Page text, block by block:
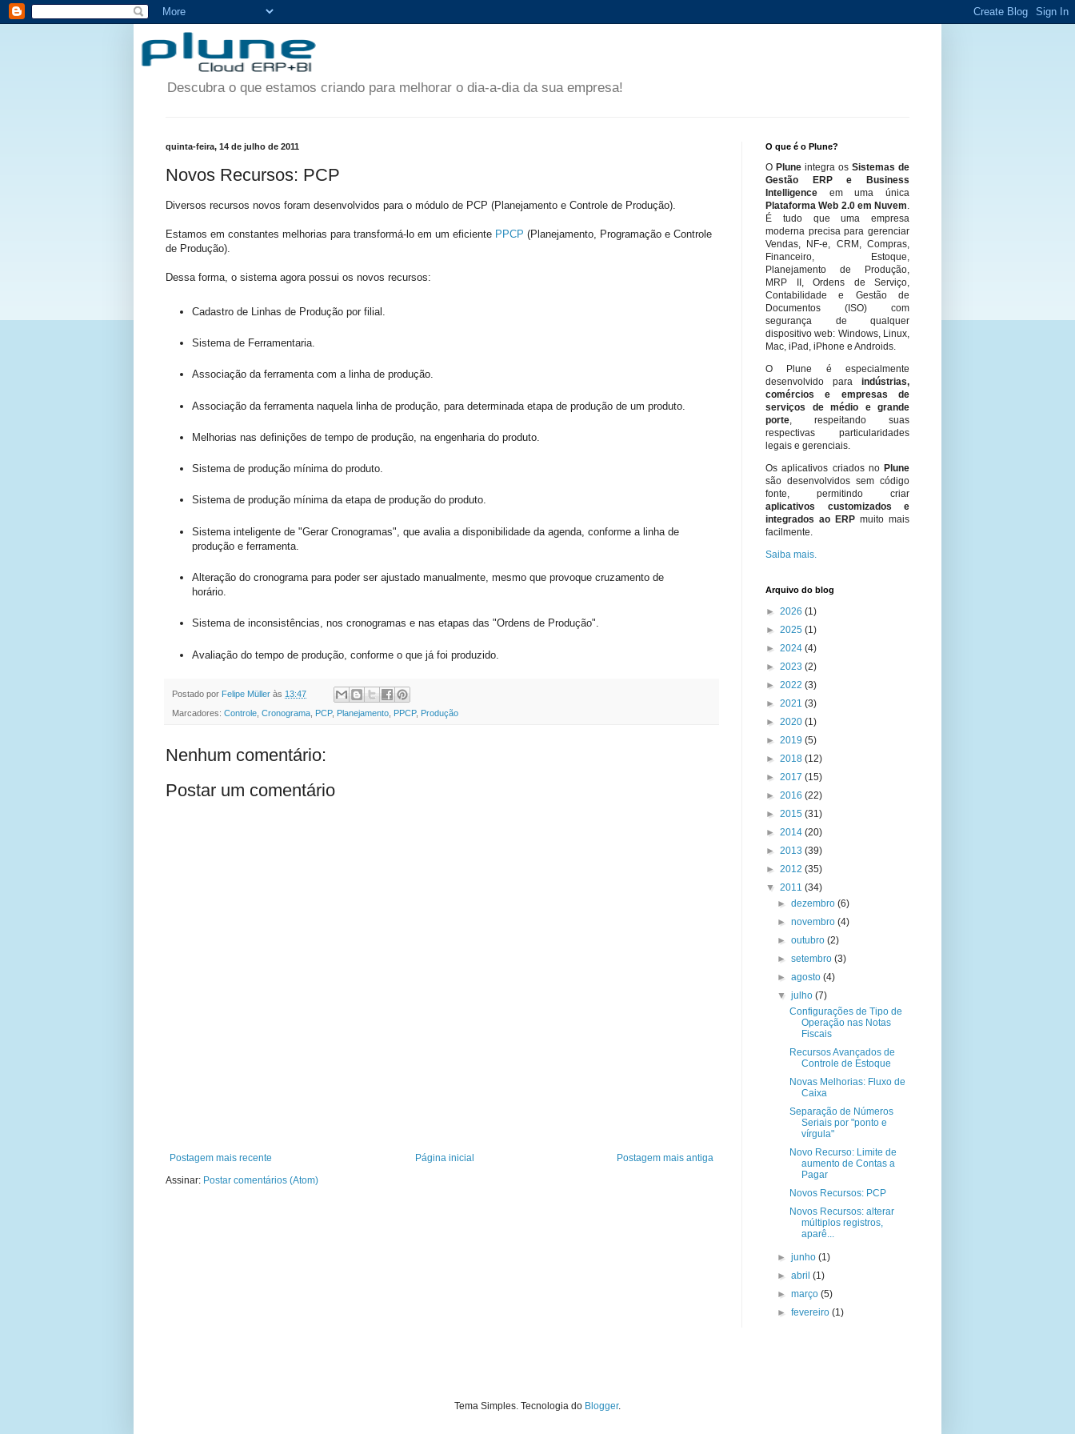
Descubra o que estamos criando para melhorar o dia-a-dia da sua empresa!
quinta-feira, 14 de julho de 2011
Novos Recursos: PCP
Diversos recursos novos foram desenvolvidos para o módulo de PCP (Planejamento e Controle de Produção).
Estamos em constantes melhorias para transformá-lo em um eficiente PPCP (Planejamento, Programação e Controle
de Produção).
Dessa forma, o sistema agora possui os novos recursos:
Cadastro de Linhas de Produção por filial.
Sistema de Ferramentaria.
Associação da ferramenta com a linha de produção.
Associação da ferramenta naquela linha de produção, para determinada etapa de produção de um produto.
Melhorias nas definições de tempo de produção, na engenharia do produto.
Sistema de produção mínima do produto.
Sistema de produção mínima da etapa de produção do produto.
Sistema inteligente de "Gerar Cronogramas", que avalia a disponibilidade da agenda, conforme a linha de
produção e ferramenta.
Alteração do cronograma para poder ser ajustado manualmente, mesmo que provoque cruzamento de
horário.
Sistema de inconsistências, nos cronogramas e nas etapas das "Ordens de Produção".
Avaliação do tempo de produção, conforme o que já foi produzido.
Postado por Felipe Müller às 13:47
Marcadores: Controle Cronograma PCP, Planejamento PPCP, Produção
Nenhum comentário:
Postar um comentário
Postagem mais recente Postagem mais antiga
Página inicial
Assinar: Postar comentários (Atom)
O que é o Plune?
O Plune integra os Sistemas de
Gestão ERP e Business
Intelligence em uma única
Plataforma Web 2.0 em Nuvem.
É tudo que uma empresa
moderna precisa para gerenciar
Vendas, NF-e, CRM, Compras,
Financeiro, Estoque,
Planejamento de Produção,
MRP II, Ordens de Serviço,
Contabilidade e Gestão de
Documentos (ISO) com
segurança de qualquer
dispositivo web: Windows, Linux,
Mac, iPad, iPhone e Androids.
O Plune é especialmente
desenvolvido para indústrias,
comércios e empresas de
serviços de médio e grande
porte, respeitando suas
respectivas particularidades
legais e gerenciais.
Os aplicativos criados no Plune
são desenvolvidos sem código
fonte, permitindo criar
aplicativos customizados e
integrados ao ERP muito mais
facilmente.
Saiba mais.
Arquivo do blog
► 2026 (1)
► 2025 (1)
► 2024 (4)
► 2023 (2)
► 2022 (3)
► 2021 (3)
► 2020 (1)
► 2019 (5)
► 2018 (12)
► 2017 (15)
► 2016 (22)
► 2015 (31)
► 2014 (20)
► 2013 (39)
► 2012 (35)
▼ 2011 (34)
►dezembro(6)
►novembro(4)
►outubro(2)
►setembro(3)
►agosto(4)
▼julho(7)
Configurações de Tipo de
Operação nas Notas
Fiscais
Recursos Avançados de
Controle de Estoque
Novas Melhorias: Fluxo de
Caixa
Separação de Números
Seriais por "ponto e
vírgula"
Novo Recurso: Limite de
aumento de Contas a
Pagar
Novos Recursos: PCP
Novos Recursos: alterar
múltiplos registros,
aparê...
►junho(1)
►abril(1)
►março(5)
►fevereiro(1)
Tema Simples. Tecnologia do Blogger.